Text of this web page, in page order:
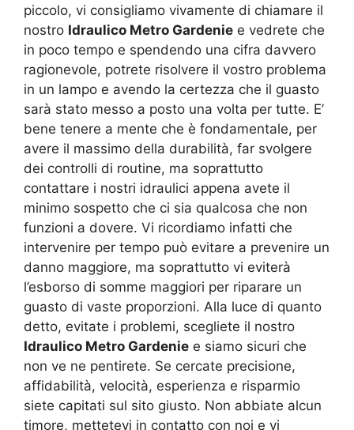
piccolo, vi consigliamo vivamente di chiamare il
nostro Idraulico Metro Gardenie e vedrete che
in poco tempo e spendendo una cifra davvero
ragionevole, potrete risolvere il vostro problema
in un lampo e avendo la certezza che il guasto
sarà stato messo a posto una volta per tutte. E’
bene tenere a mente che è fondamentale, per
avere il massimo della durabilità, far svolgere
dei controlli di routine, ma soprattutto
contattare i nostri idraulici appena avete il
minimo sospetto che ci sia qualcosa che non
funzioni a dovere. Vi ricordiamo infatti che
intervenire per tempo può evitare a prevenire un
danno maggiore, ma soprattutto vi eviterà
l’esborso di somme maggiori per riparare un
guasto di vaste proporzioni. Alla luce di quanto
detto, evitate i problemi, scegliete il nostro
Idraulico Metro Gardenie e siamo sicuri che
non ve ne pentirete. Se cercate precisione,
affidabilità, velocità, esperienza e risparmio
siete capitati sul sito giusto. Non abbiate alcun
timore, mettetevi in contatto con noi e vi